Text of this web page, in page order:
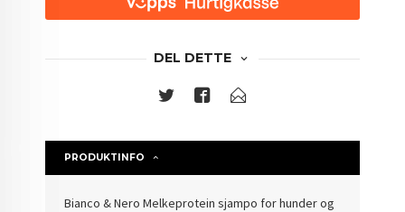
DEL DETTE
PRODUKTINFO
Bianco & Nero Melkeprotein sjampo for hunder og